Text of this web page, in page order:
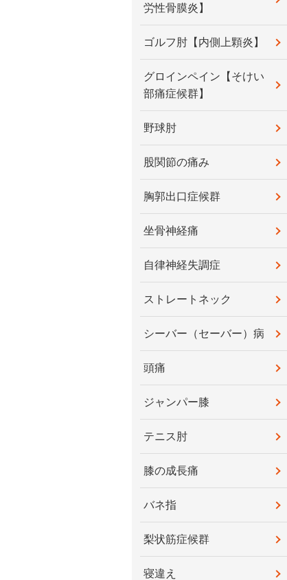
労性骨膜炎】
ゴルフ肘【内側上顆炎】
グロインペイン【そけい
部痛症候群】
野球肘
股関節の痛み
胸郭出口症候群
坐骨神経痛
自律神経失調症
ストレートネック
シーバー（セーバー）病
頭痛
ジャンパー膝
テニス肘
膝の成長痛
バネ指
梨状筋症候群
寝違え